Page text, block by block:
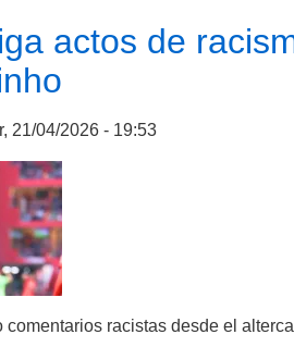
actos de
21/04/2026 - 19:53
comentarios racistas desde el